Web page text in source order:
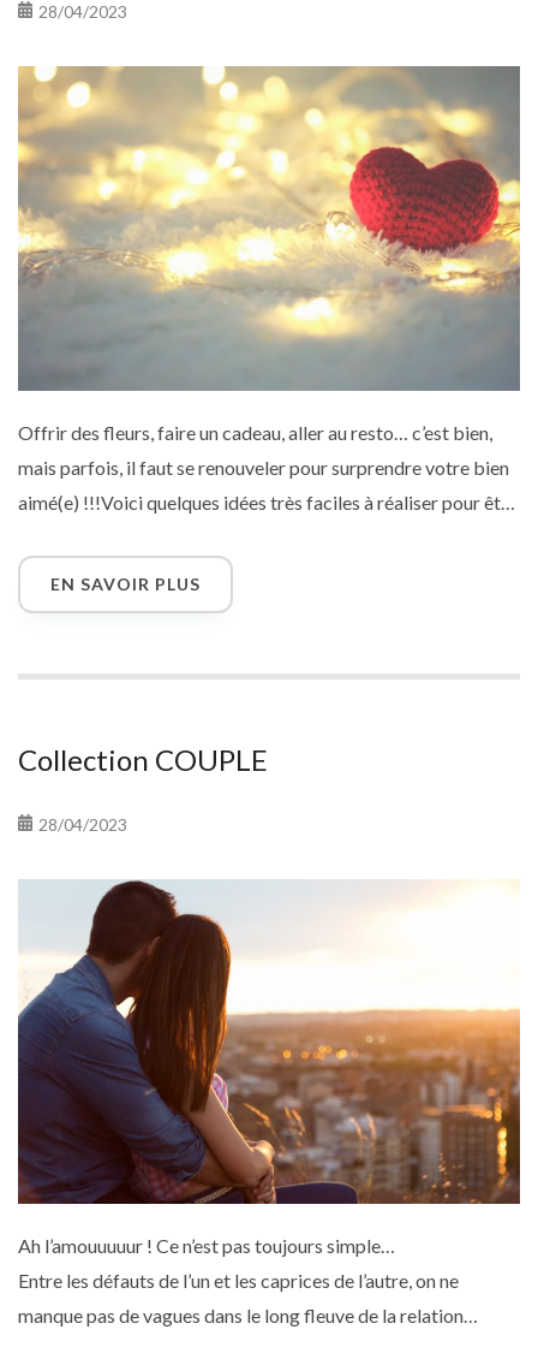
28/04/2023
Offrir des fleurs, faire un cadeau, aller au resto… c’est bien,
mais parfois, il faut se renouveler pour surprendre votre bien
aimé(e) !!!Voici quelques idées très faciles à réaliser pour être
vrai !
EN SAVOIR PLUS
Collection COUPLE
28/04/2023
Ah l’amouuuuur ! Ce n’est pas toujours simple…
Entre les défauts de l’un et les caprices de l’autre, on ne
manque pas de vagues dans le long fleuve de la relation